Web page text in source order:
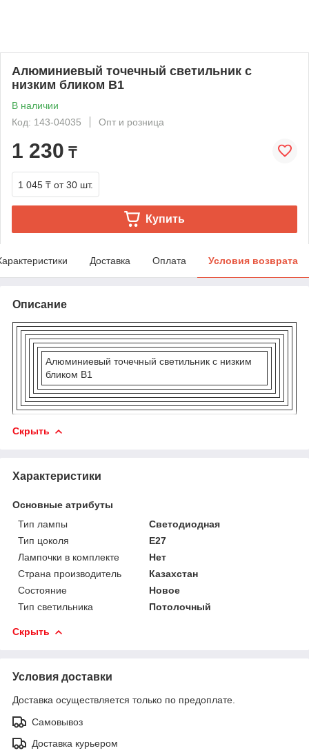
Алюминиевый точечный светильник с
низким бликом B1
В наличии
Код: 143-04035
Опт и розница
1 230 ₸
1 045 ₸ от 30 шт.
Купить
Доставка Оплата Условия возврата
Описание
Алюминиевый точечный светильник с низким
бликом B1
Скрыть
Характеристики
Основные атрибуты
Тип лампы
Светодиодная
Тип цоколя
E27
Лампочки в комплекте
Нет
Страна производитель
Казахстан
Состояние
Новое
Тип светильника
Потолочный
Скрыть
Условия доставки
Доставка осуществляется только по предоплате.
Самовывоз
Доставка курьером